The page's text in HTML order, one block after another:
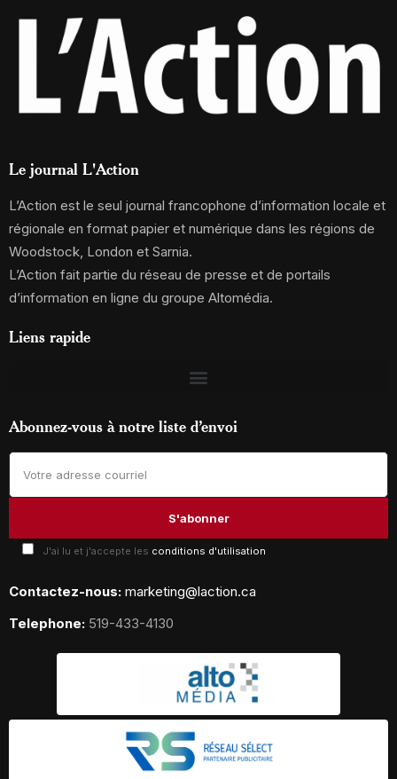
Le journal L'Action
L’Action est le seul journal francophone d’information locale et
régionale en format papier et numérique dans les régions de
Woodstock, London et Sarnia.
L’Action fait partie du réseau de presse et de portails
d’information en ligne du groupe Altomédia.
Liens rapide
Abonnez-vous à notre liste d’envoi
J'ai lu et j'accepte les conditions d'utilisation
Contactez-nous: marketing@laction.ca
Telephone: 519-433-4130